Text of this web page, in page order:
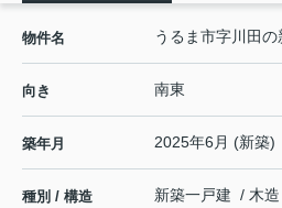
物件名 うるま市字川田
向き 南東
築年月 2025年6月 (新築)
種別 / 構造 新築一戸建 / 木造